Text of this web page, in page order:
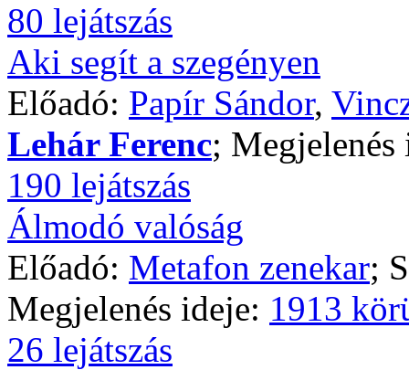
80 lejátszás
Aki segít a szegényen
Előadó: Papír Sándor,
Lehár Ferenc;
190 lejátszás
Álmodó valóság
Előadó: Metafon zenekar;
Megjelenés ideje: 1913
26 lejátszás